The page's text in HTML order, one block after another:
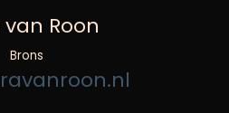
Roon
Brons